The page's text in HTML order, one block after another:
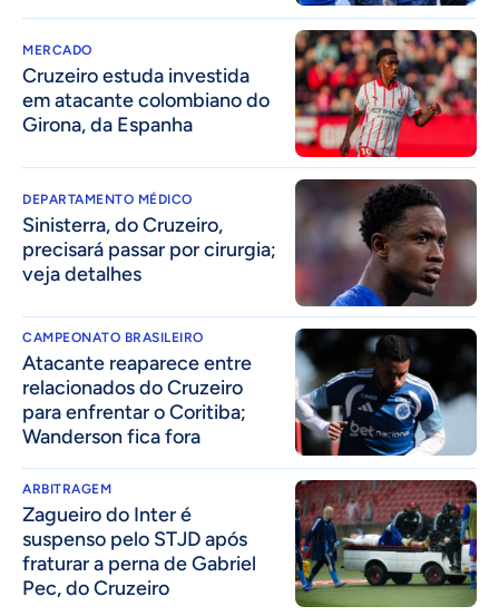
MERCADO
Cruzeiro estuda investida
em atacante colombiano do
Girona, da Espanha
DEPARTAMENTO MÉDICO
Sinisterra, do Cruzeiro,
precisará passar por cirurgia;
veja detalhes
CAMPEONATO BRASILEIRO
Atacante reaparece entre
relacionados do Cruzeiro
para enfrentar o Coritiba;
Wanderson fica fora
ARBITRAGEM
Zagueiro do Inter é
suspenso pelo STJD após
fraturar a perna de Gabriel
Pec, do Cruzeiro